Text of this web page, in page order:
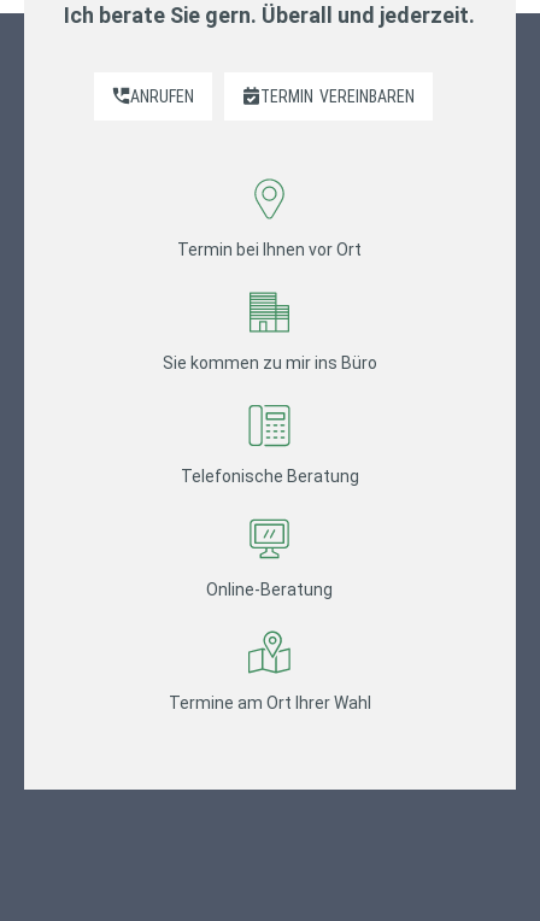
Ich berate Sie gern. Überall und jederzeit.
ANRUFEN TERMIN VEREINBAREN
Termin bei Ihnen vor Ort
Sie kommen zu mir ins Büro
Telefonische Beratung
Online-Beratung
Termine am Ort Ihrer Wahl